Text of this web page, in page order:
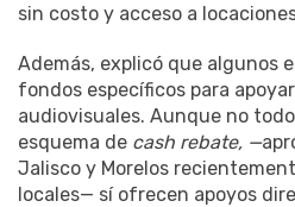
sin costo y acceso a
Además, explicó que algunos
fondos específicos para
audiovisuales. Aunque no
esquema de cash rebate, —
Jalisco y Morelos
locales— sí ofrecen apoyos